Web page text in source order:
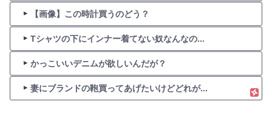
【画像】この時計買うのどう？
Tシャツの下にインナー着てない奴なんなの...
かっこいいデニムが欲しいんだが？
妻にブランドの鞄買ってあげたいけどどれが...